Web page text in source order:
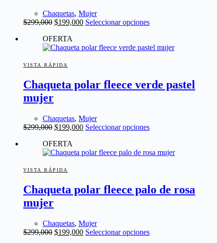
página
Chaquetas, Mujer
$299,000 El
original
era:
$199,000El
es:
Seleccionar opcionesEste
múltiples
se
pueden
página
OFERTA
VISTA RÁPIDA
Chaqueta polar fleece verde pastel
mujer
Chaquetas, Mujer
$299,000 El
original
era:
$199,000El
es:
Seleccionar opcionesEste
múltiples
se
pueden
página
OFERTA
VISTA RÁPIDA
Chaqueta polar fleece palo de rosa
mujer
Chaquetas, Mujer
$299,000 El
$199,000ElSeleccionar opcionesEste